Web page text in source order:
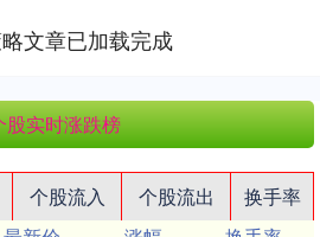
文章已加载完成
股实时涨跌榜
个股流入 个股流出
换手率